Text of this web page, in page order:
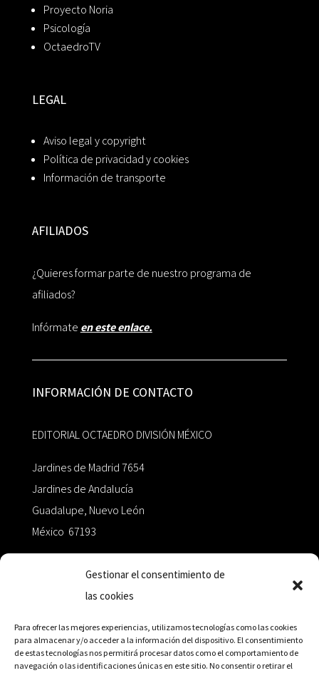
Gestionar el consentimiento de
las cookies
Para ofrecer las mejores experiencias, utilizamos tecnologías como las cookies
para almacenar y/o acceder a la información del dispositivo. El consentimiento
de estas tecnologías nos permitirá procesar datos como el comportamiento de
navegación o las identificaciones únicas en este sitio. No consentir o retirar el
Proyecto Noria
Psicología
OctaedroTV
LEGAL
Aviso legal y copyright
Política de privacidad y cookies
Información de transporte
AFILIADOS
¿Quieres formar parte de nuestro programa de
afiliados?
Infórmate en este enlace.
INFORMACIÓN DE CONTACTO
EDITORIAL OCTAEDRO DIVISIÓN MÉXICO
Jardines de Madrid 7654
Jardines de Andalucía
Guadalupe, Nuevo León
México 67193
+52 811.499.5638
RED DE DISTRIBUCIÓN